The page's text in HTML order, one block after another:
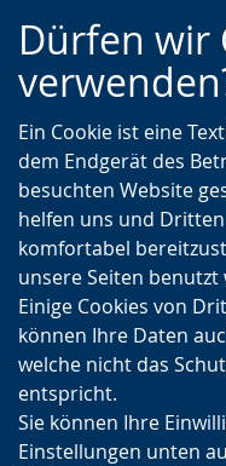
Dürfen wir
Ein Cookie ist eine
dem Endgerät des
besuchten Website
helfen uns und
komfortabel
unsere Seiten benutzt
Einige Cookies von
können Ihre Daten
welche nicht das
entspricht.
Sie können Ihre
Einstellungen unten